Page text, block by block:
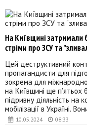
10.05.2024 08:33
На Київщині затримали
стріми про ЗСУ та
Цей деструктивний
пропагандисти для
зокрема для
на Київщині ще п’ятьох
підривну діяльність
мобілізації в Україні.